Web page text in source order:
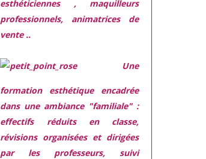
esthéticiennes , maquilleurs
professionnels, animatrices de
vente ..
Une
formation esthétique encadrée
dans une ambiance "familiale" :
effectifs réduits en classe,
révisions organisées et dirigées
par les professeurs, suivi